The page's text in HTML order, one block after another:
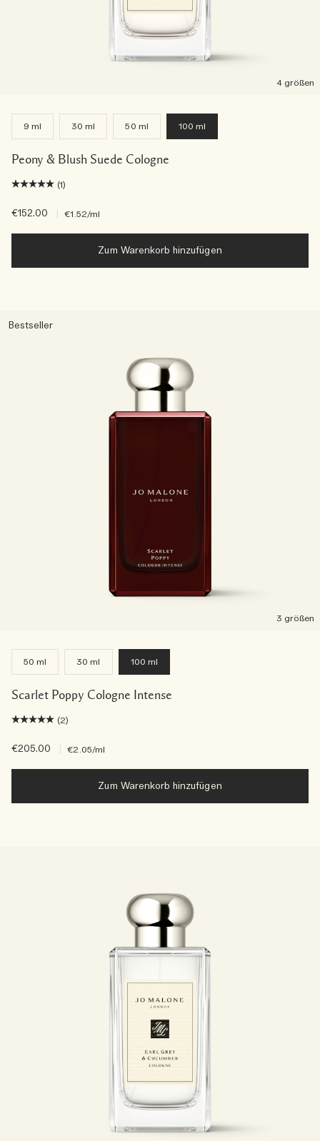
4 größen
9 ml 30 ml 50 ml 100 ml
Peony & Blush Suede Cologne
(1)
€152.00 €1.52/ml
Zum Warenkorb hinzufügen
Bestseller
3 größen
50 ml 30 ml 100 ml
Scarlet Poppy Cologne Intense
(2)
€205.00 €2.05/ml
Zum Warenkorb hinzufügen